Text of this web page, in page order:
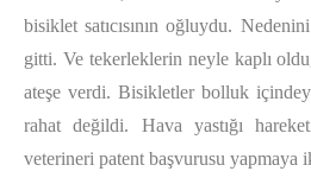
bisiklet satıcısının oğluydu.
gitti. Ve tekerleklerin neyle kaplı
ateşe verdi. Bisikletler bolluk
rahat değildi. Hava yastığı
veterineri patent başvurusu yapmaya